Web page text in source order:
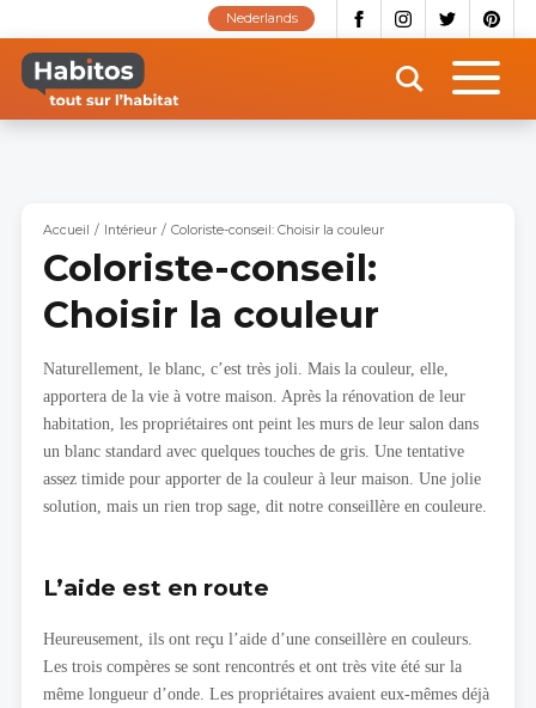
contenu
principal
Nederlands
Accueil Intérieur Coloriste-conseil: Choisir la couleur
Coloriste-conseil:
Choisir la couleur
Naturellement, le blanc, c’est très joli. Mais la couleur, elle,
apportera de la vie à votre maison. Après la rénovation de leur
habitation, les propriétaires ont peint les murs de leur salon dans
un blanc standard avec quelques touches de gris. Une tentative
assez timide pour apporter de la couleur à leur maison. Une jolie
solution, mais un rien trop sage, dit notre conseillère en couleure.
L’aide est en route
Heureusement, ils ont reçu l’aide d’une conseillère en couleurs.
Les trois compères se sont rencontrés et ont très vite été sur la
même longueur d’onde. Les propriétaires avaient eux-mêmes déjà